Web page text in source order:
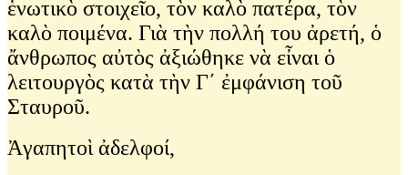
ἑνωτικὸ στοιχεῖο, τὸν καλὸ πατέρα, τὸν
καλὸ ποιμένα. Γιὰ τὴν πολλή του ἀρετή, ὁ
ἄνθρωπος αὐτὸς ἀξιώθηκε νὰ εἶναι ὁ
λειτουργὸς κατὰ τὴν Γ΄ ἐμφάνιση τοῦ
Σταυροῦ.
Ἀγαπητοὶ ἀδελφοί,